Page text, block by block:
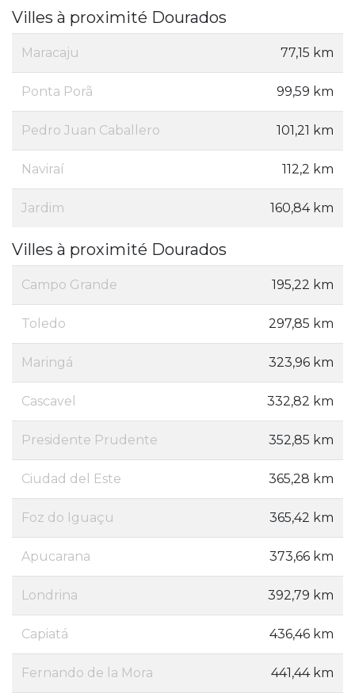
Villes à proximité Dourados
Maracaju 77,15 km
Ponta Porã 99,59 km
Pedro Juan Caballero 101,21 km
Naviraí 112,2 km
Jardim 160,84 km
Villes à proximité Dourados
Campo Grande 195,22 km
Toledo 297,85 km
Maringá 323,96 km
Cascavel 332,82 km
Presidente Prudente 352,85 km
Ciudad del Este 365,28 km
Foz do Iguaçu 365,42 km
Apucarana 373,66 km
Londrina 392,79 km
Capiatá 436,46 km
Fernando de la Mora 441,44 km